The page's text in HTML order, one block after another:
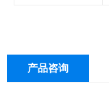
产品咨询